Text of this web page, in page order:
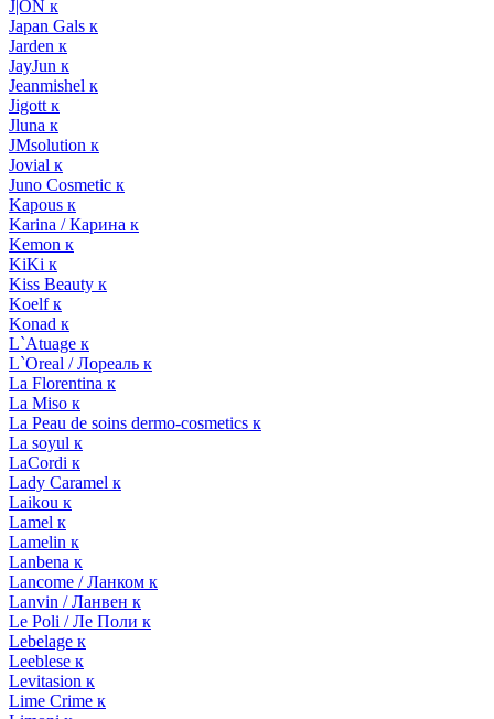
J|ON к
Japan Gals к
Jarden к
JayJun к
Jeanmishel к
Jigott к
Jluna к
JMsolution к
Jovial к
Juno Cosmetic к
Kapous к
Karina / Карина к
Kemon к
KiKi к
Kiss Beauty к
Koelf к
Konad к
L`Atuage к
L`Oreal / Лореаль к
La Florentina к
La Miso к
La Peau de soins dermo-cosmetics к
La soyul к
LaCordi к
Lady Caramel к
Laikou к
Lamel к
Lamelin к
Lanbena к
Lancome / Ланком к
Lanvin / Ланвен к
Le Poli / Ле Поли к
Lebelage к
Leeblese к
Levitasion к
Lime Crime к